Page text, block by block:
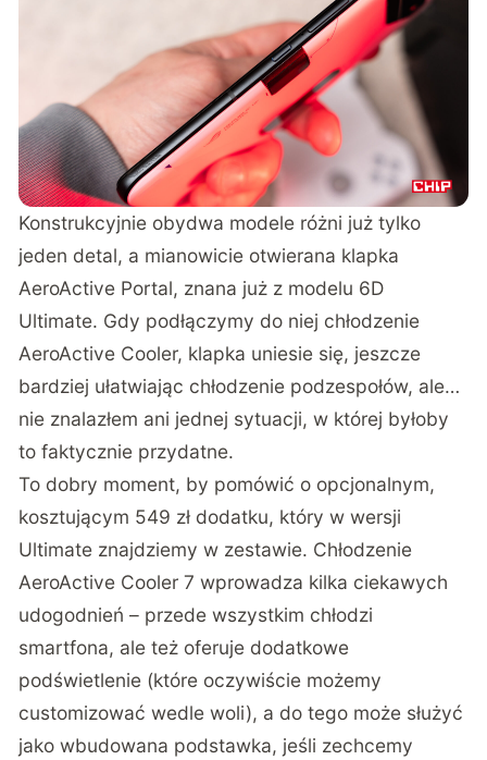
Konstrukcyjnie obydwa modele różni już tylko
jeden detal, a mianowicie otwierana klapka
AeroActive Portal, znana już z modelu 6D
Ultimate. Gdy podłączymy do niej chłodzenie
AeroActive Cooler, klapka uniesie się, jeszcze
bardziej ułatwiając chłodzenie podzespołów, ale…
nie znalazłem ani jednej sytuacji, w której byłoby
to faktycznie przydatne.
To dobry moment, by pomówić o opcjonalnym,
kosztującym 549 zł dodatku, który w wersji
Ultimate znajdziemy w zestawie. Chłodzenie
AeroActive Cooler 7 wprowadza kilka ciekawych
udogodnień – przede wszystkim chłodzi
smartfona, ale też oferuje dodatkowe
podświetlenie (które oczywiście możemy
customizować wedle woli), a do tego może służyć
jako wbudowana podstawka, jeśli zechcemy